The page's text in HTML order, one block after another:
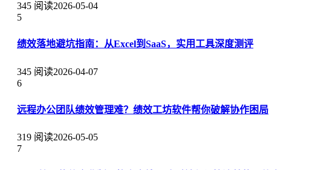
345 阅读2026-05-04
5
绩效落地避坑指南：从Excel到SaaS，实用工具深度测评
345 阅读2026-04-07
6
远程办公团队绩效管理难？绩效工坊软件帮你破解协作困局
319 阅读2026-05-05
7